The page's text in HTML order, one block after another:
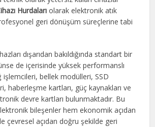
Hurdaları olarak elektronik atık
geri dönüşüm süreçlerine tabi
dışarıdan bakıldığında standart bir
de içerisinde yüksek performanslı
işlemcileri, bellek modülleri, SSD
haberleşme kartları, güç kaynakları ve
devre kartları bulunmaktadır. Bu
bileşenler hem ekonomik açıdan
çevresel açıdan doğru şekilde geri